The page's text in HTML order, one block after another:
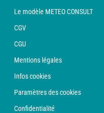
Le modèle METEO CONSULT
CGV
CGU
Mentions légales
Infos cookies
Paramètres des cookies
Confidentialité